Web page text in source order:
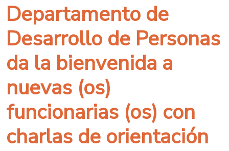
Departamento de
Desarrollo de Personas
da la bienvenida a
nuevas (os)
funcionarias (os) con
charlas de orientación